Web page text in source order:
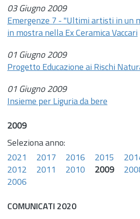
03 Giugno 2009
Emergenze 7 - "Ultimi artisti in un
in mostra nella Ex Ceramica Vaccari
01 Giugno 2009
Progetto Educazione ai Rischi
01 Giugno 2009
Insieme per Liguria da bere
2009
Seleziona anno:
2021
2017 2016 2015
2012
2011 2010 2009
2006
COMUNICATI 2020